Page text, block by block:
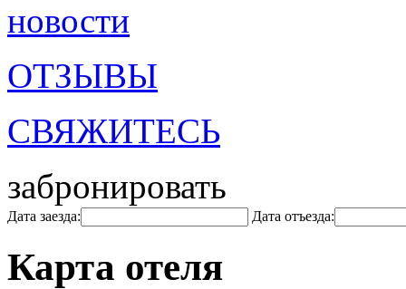
новости
ОТЗЫВЫ
СВЯЖИТЕСЬ
забронировать
Дата заезда: Дата отъезда:
Карта отеля